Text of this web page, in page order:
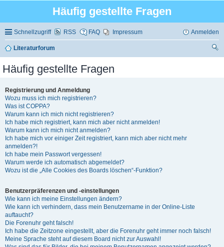
Häufig gestellte Fragen
Schnellzugriff RSS FAQ Impressum Anmelden
Literaturforum
Häufig gestellte Fragen
Registrierung und Anmeldung
Wozu muss ich mich registrieren?
Was ist COPPA?
Warum kann ich mich nicht registrieren?
Ich habe mich registriert, kann mich aber nicht anmelden!
Warum kann ich mich nicht anmelden?
Ich habe mich vor einiger Zeit registriert, kann mich aber nicht mehr
anmelden?!
Ich habe mein Passwort vergessen!
Warum werde ich automatisch abgemeldet?
Wozu ist die „Alle Cookies des Boards löschen“-Funktion?
Benutzerpräferenzen und -einstellungen
Wie kann ich meine Einstellungen ändern?
Wie kann ich verhindern, dass mein Benutzername in der Online-Liste
auftaucht?
Die Forenuhr geht falsch!
Ich habe die Zeitzone eingestellt, aber die Forenuhr geht immer noch falsch!
Meine Sprache steht auf diesem Board nicht zur Auswahl!